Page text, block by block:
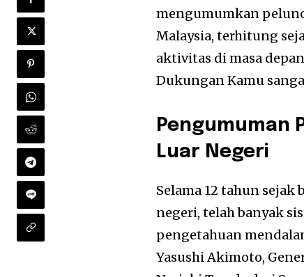
mengumumkan
Malaysia, terhitung
aktivitas di masa
Dukungan Kamu
Pengumuman
Luar Negeri
Selama 12 tahun sejak
negeri, telah banyak
pengetahuan
Yasushi Akimoto,